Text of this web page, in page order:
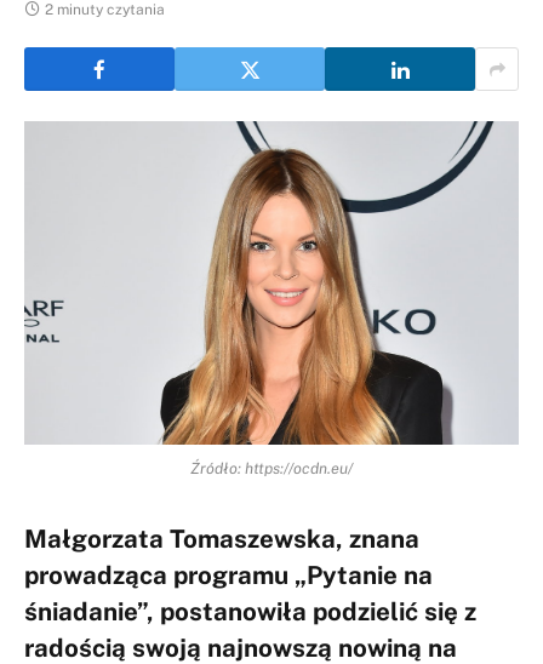
2 minuty czytania
Źródło: https://ocdn.eu/
Małgorzata Tomaszewska, znana
prowadząca programu „Pytanie na
śniadanie”, postanowiła podzielić się z
radością swoją najnowszą nowiną na